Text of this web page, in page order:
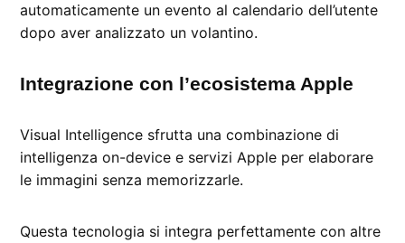
automaticamente un evento al calendario dell’utente
dopo aver analizzato un volantino.
Integrazione con l’ecosistema Apple
Visual Intelligence sfrutta una combinazione di
intelligenza on-device e servizi Apple per elaborare
le immagini senza memorizzarle.
Questa tecnologia si integra perfettamente con altre